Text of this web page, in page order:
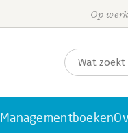
Op
Managementboeken